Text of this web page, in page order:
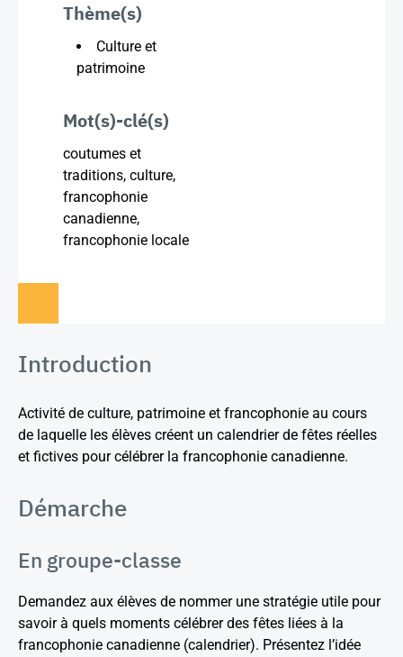
Thème(s)
Culture et
patrimoine
Mot(s)-clé(s)
coutumes et
traditions, culture,
francophonie
canadienne,
francophonie locale
Introduction
Activité de culture, patrimoine et francophonie au cours
de laquelle les élèves créent un calendrier de fêtes réelles
et fictives pour célébrer la francophonie canadienne.
Démarche
En groupe-classe
Demandez aux élèves de nommer une stratégie utile pour
savoir à quels moments célébrer des fêtes liées à la
francophonie canadienne (calendrier). Présentez l’idée